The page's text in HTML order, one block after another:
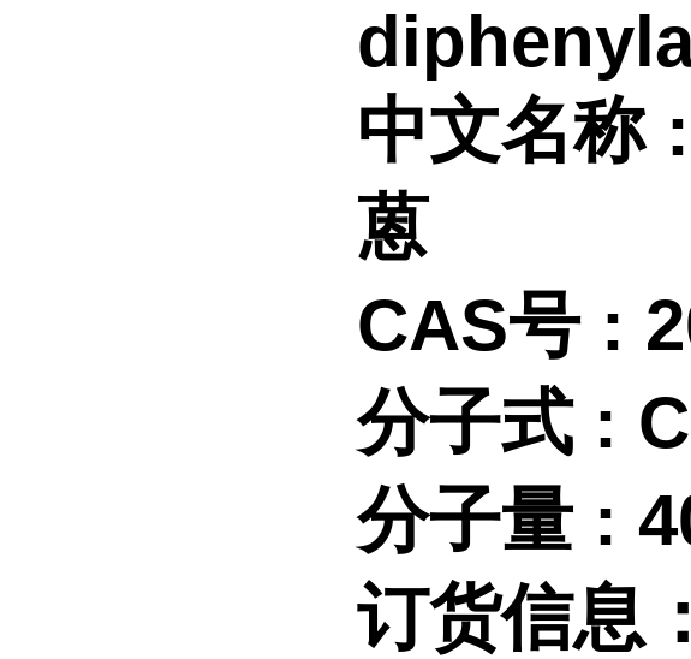
中文名称 :
蒽
CAS号 :
分子式 :
分子量 :
订货信息：